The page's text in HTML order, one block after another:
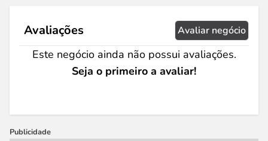
Avaliações Avaliar negócio
Este negócio ainda não possui avaliações.
Seja o primeiro a avaliar!
Publicidade